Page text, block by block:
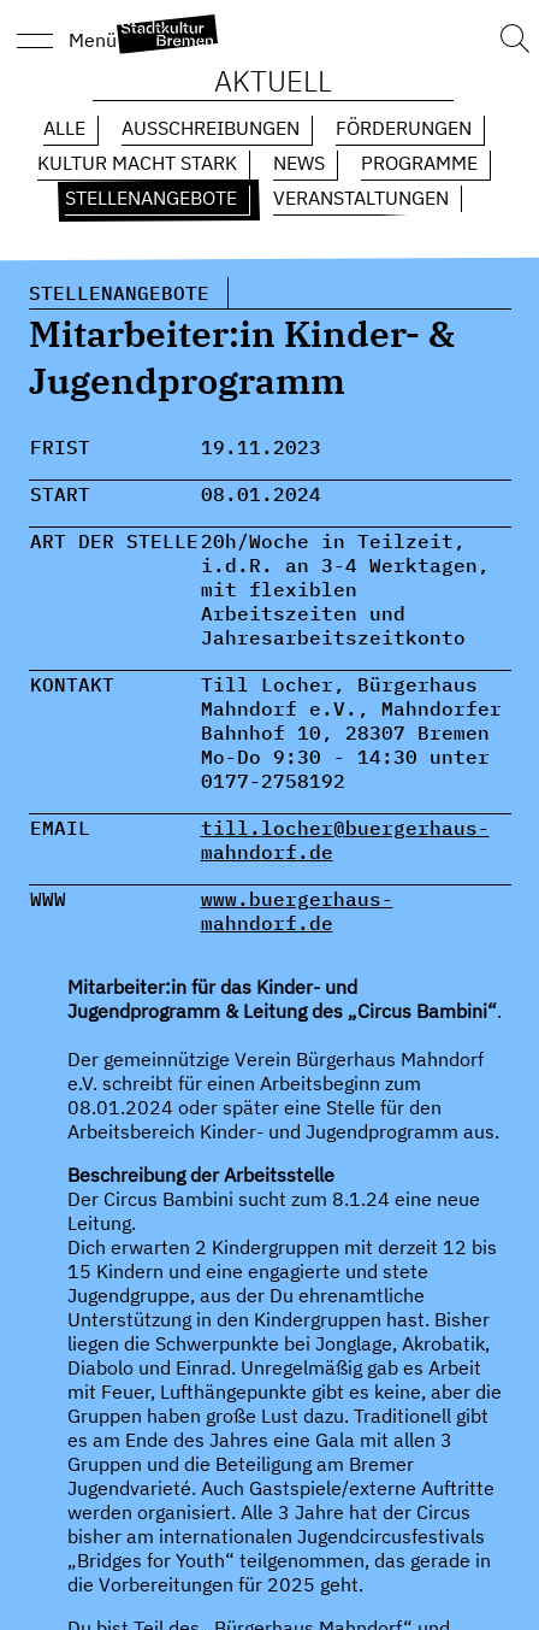
Menü
AKTUELL
ALLE AUSSCHREIBUNGEN
FÖRDERUNGEN
KULTUR MACHT STARK
NEWS
PROGRAMME
STELLENANGEBOTE
VERANSTALTUNGEN
STELLENANGEBOTE
Mitarbeiter:in Kinder- &
Jugendprogramm
FRIST
19.11.2023
START
08.01.2024
ART DER STELLE 20h/Woche in Teilzeit,
i.d.R. an 3-4 Werktagen,
mit flexiblen
Arbeitszeiten und
Jahresarbeitszeitkonto
KONTAKT
Till Locher, Bürgerhaus
Mahndorf e.V., Mahndorfer
Bahnhof 10, 28307 Bremen
Mo-Do 9:30 - 14:30 unter
0177-2758192
EMAIL
till.locher@buergerhaus-
mahndorf.de
WWW
www.buergerhaus-
mahndorf.de
Mitarbeiter:in für das Kinder- und
Jugendprogramm & Leitung des „Circus Bambini“.
Der gemeinnützige Verein Bürgerhaus Mahndorf
e.V. schreibt für einen Arbeitsbeginn zum
08.01.2024 oder später eine Stelle für den
Arbeitsbereich Kinder- und Jugendprogramm aus.
Beschreibung der Arbeitsstelle
Der Circus Bambini sucht zum 8.1.24 eine neue
Leitung.
Dich erwarten 2 Kindergruppen mit derzeit 12 bis
15 Kindern und eine engagierte und stete
Jugendgruppe, aus der Du ehrenamtliche
Unterstützung in den Kindergruppen hast. Bisher
liegen die Schwerpunkte bei Jonglage, Akrobatik,
Diabolo und Einrad. Unregelmäßig gab es Arbeit
mit Feuer, Lufthängepunkte gibt es keine, aber die
Gruppen haben große Lust dazu. Traditionell gibt
es am Ende des Jahres eine Gala mit allen 3
Gruppen und die Beteiligung am Bremer
Jugendvarieté. Auch Gastspiele/externe Auftritte
werden organisiert. Alle 3 Jahre hat der Circus
bisher am internationalen Jugendcircusfestivals
„Bridges for Youth“ teilgenommen, das gerade in
die Vorbereitungen für 2025 geht.